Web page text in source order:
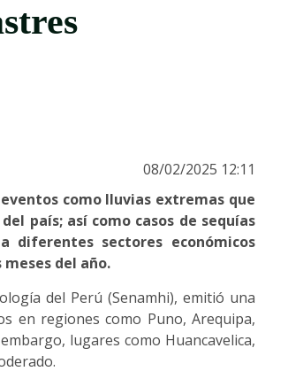
08/02/2025 12:11
como lluvias extremas que
país; así como casos de sequías
diferentes sectores económicos
del año.
del Perú (Senamhi), emitió una
en regiones como Puno, Arequipa,
lugares como Huancavelica,